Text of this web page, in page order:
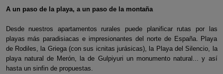
A un paso de la playa, a un paso de la montaña
Desde nuestros apartamentos rurales puede planificar rutas por las
playas más paradisiacas e impresionantes del norte de España. Playa
de Rodiles, la Griega (con sus icnitas jurásicas), la Playa del Silencio, la
playa natural de Merón, la de Gulpiyuri un monumento natural... y así
hasta un sinfin de propuestas.